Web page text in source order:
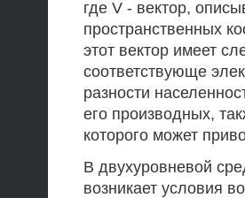
где V - вектор,
пространственных
этот вектор имеет
соответствующе
разности
его производных,
которого может
В двухуровневой
возникает условия